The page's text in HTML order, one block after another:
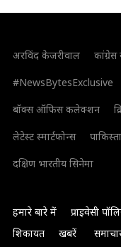
अरविंद केजरीवाल कांग्रेस
#NewsBytesExclusive
बॉक्स ऑफिस कलेक्शन
लेटेस्ट स्मार्टफोन्स
दक्षिण भारतीय सिनेमा
हमारे बारे में प्राइवेसी
शिकायत
खबरें